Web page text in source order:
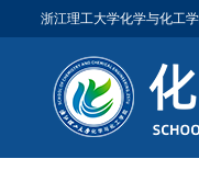
浙江理工大学化学与化工